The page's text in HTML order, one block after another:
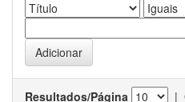
Resultados/Página |